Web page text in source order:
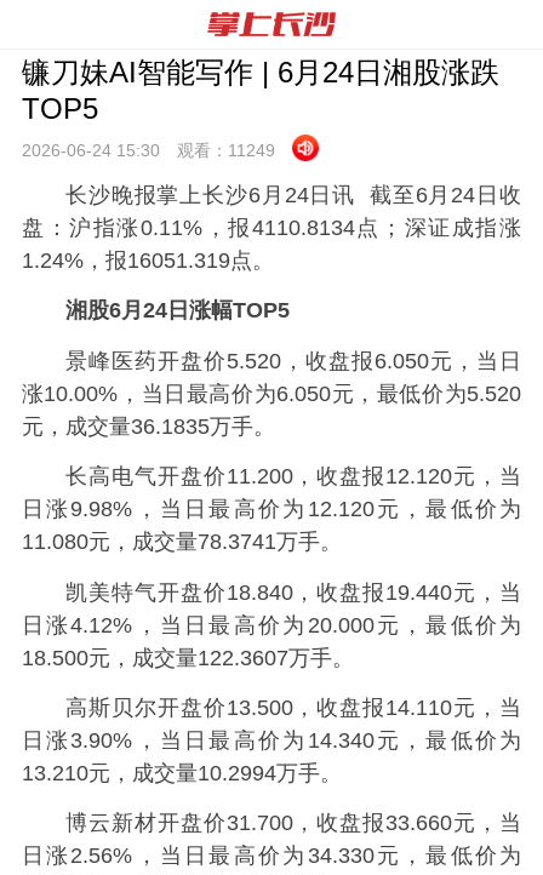
镰刀妹AI智能写作 | 6月24日湘股涨跌
TOP5
2026-06-24 15:30 观看： 11249
长沙晚报掌上长沙6月24日讯 截至6月24日收
盘：沪指涨0.11%，报4110.8134点；深证成指涨
1.24%，报16051.319点。
湘股6月24日涨幅TOP5
景峰医药开盘价5.520，收盘报6.050元，当日
涨10.00%，当日最高价为6.050元，最低价为5.520
元，成交量36.1835万手。
长高电气开盘价11.200，收盘报12.120元，当
日涨9.98%，当日最高价为12.120元，最低价为
11.080元，成交量78.3741万手。
凯美特气开盘价18.840，收盘报19.440元，当
日涨4.12%，当日最高价为20.000元，最低价为
18.500元，成交量122.3607万手。
高斯贝尔开盘价13.500，收盘报14.110元，当
日涨3.90%，当日最高价为14.340元，最低价为
13.210元，成交量10.2994万手。
博云新材开盘价31.700，收盘报33.660元，当
日涨2.56%，当日最高价为34.330元，最低价为